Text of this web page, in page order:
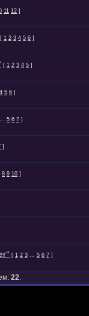
11 12 ]
[ 1 2 3 4 5 6 ]
[ 1 2 3 4 5 ]
4 5 6 ]
… 5 6 7 ]
]
8 9 10 ]
[ 1 2 3 … 5 6 7 ]
22.